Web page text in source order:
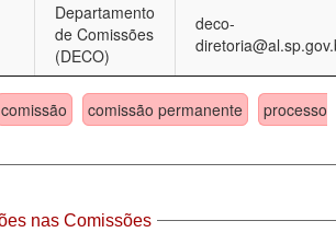
Departamento
de Comissões
(DECO)
deco-
comissão comissão permanente
processo
nas Comissões